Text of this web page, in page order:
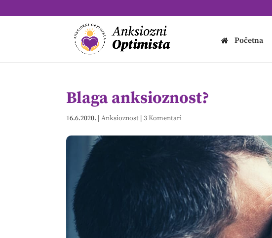
Početna
Blaga anksioznost?
16.6.2020. |Anksioznost |3 Komentari